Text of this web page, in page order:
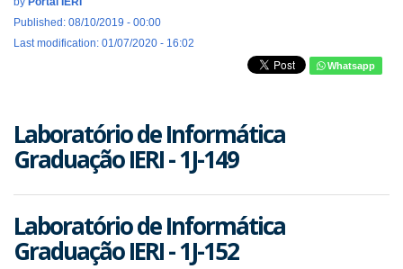
Published: 08/10/2019 - 00:00
Last modification: 01/07/2020 - 16:02
Whatsapp
Laboratório de Informática
Graduação IERI - 1J-149
Laboratório de Informática
Graduação IERI - 1J-152